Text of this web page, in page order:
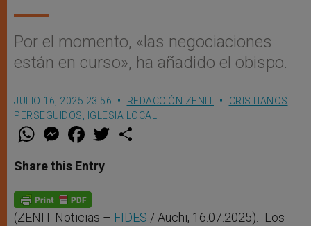
Por el momento, «las negociaciones
están en curso», ha añadido el obispo.
JULIO 16, 2025 23:56 REDACCIÓN ZENIT
CRISTIANOS
PERSEGUIDOS
IGLESIA LOCAL
W
t
s
p
p
M
e
s
e
g
e
r
F
a
e
b
o
k
w
Share this Entry
(ZENIT Noticias – FIDES / Auchi, 16.07.2025).- Los